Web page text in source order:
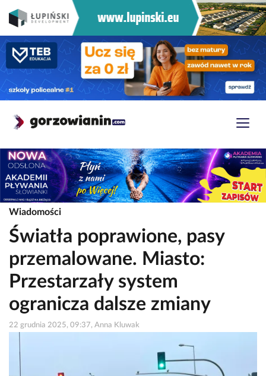
Wiadomości
Światła poprawione, pasy
przemalowane. Miasto:
Przestarzały system
ogranicza dalsze zmiany
22 grudnia 2025, 09:37, Anna Kluwak